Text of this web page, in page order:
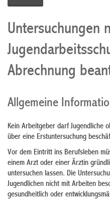
Untersuchungen
Abrechnung
Allgemeine
Kein Arbeitgeber darf Jugendliche
über eine Erstuntersuchung
Vor dem Eintritt ins Berufsleben
einem Arzt oder einer Ärztin
untersuchen lassen. Die
Jugendlichen nicht mit Arbeiten
gesundheitlich oder